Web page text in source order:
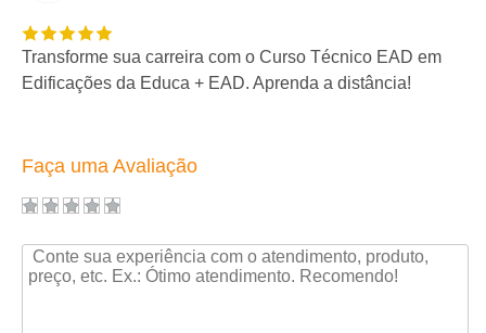
Transforme sua carreira com o Curso Técnico EAD em
Edificações da Educa + EAD. Aprenda a distância!
Faça uma Avaliação